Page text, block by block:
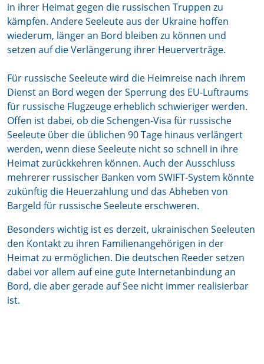
in ihrer Heimat gegen die russischen Truppen zu
kämpfen. Andere Seeleute aus der Ukraine hoffen
wiederum, länger an Bord bleiben zu können und
setzen auf die Verlängerung ihrer Heuerverträge.
Für russische Seeleute wird die Heimreise nach ihrem
Dienst an Bord wegen der Sperrung des EU-Luftraums
für russische Flugzeuge erheblich schwieriger werden.
Offen ist dabei, ob die Schengen-Visa für russische
Seeleute über die üblichen 90 Tage hinaus verlängert
werden, wenn diese Seeleute nicht so schnell in ihre
Heimat zurückkehren können. Auch der Ausschluss
mehrerer russischer Banken vom SWIFT-System könnte
zukünftig die Heuerzahlung und das Abheben von
Bargeld für russische Seeleute erschweren.
Besonders wichtig ist es derzeit, ukrainischen Seeleuten
den Kontakt zu ihren Familienangehörigen in der
Heimat zu ermöglichen. Die deutschen Reeder setzen
dabei vor allem auf eine gute Internetanbindung an
Bord, die aber gerade auf See nicht immer realisierbar
ist.